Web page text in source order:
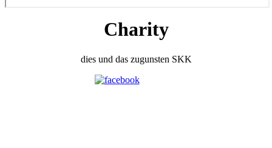
Charity
dies und das zugunsten SKK